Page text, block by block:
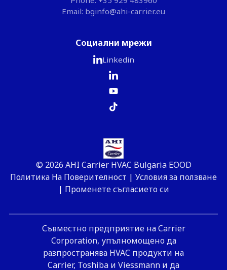
Email: bginfo@ahi-carrier.eu
Социални мрежи
Linkedin
© 2026 AHI Carrier HVAC Bulgaria EOOD
Политика На Поверителност | Условия за ползване
| Променете съгласието си
Съвместно предприятие на Carrier
Corporation, упълномощено да
разпространява HVAC продукти на
Carrier, Toshiba и Viessmann и да